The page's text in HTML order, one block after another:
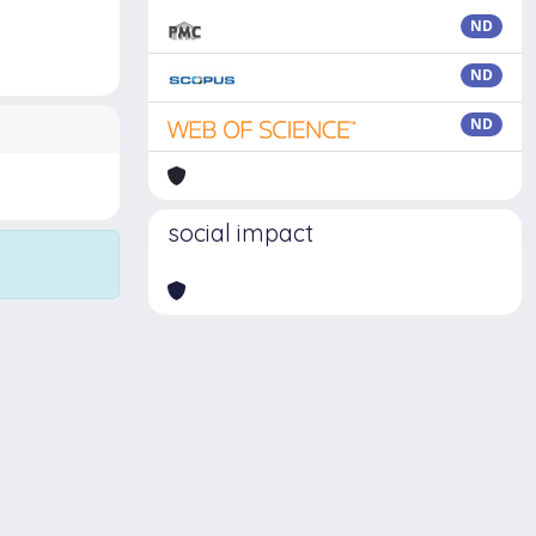
ND
ND
ND
social impact